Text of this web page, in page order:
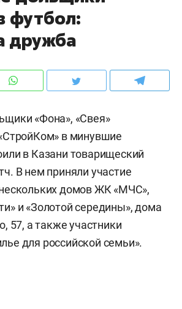
футбол:
дружба
«Фона», «Свея»
в минувшие
в Казани товарищеский
В нем приняли участие
домов ЖК «МЧС»,
и «Золотой середины», дома
57, а также участники
для российской семьи».